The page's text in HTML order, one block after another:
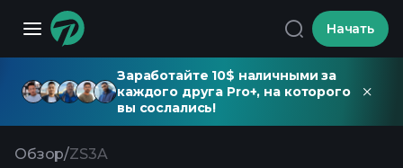
Начать
Заработайте 10$ наличными за
каждого друга Pro+, на которого
вы сослались!
Обзор/ZS3A